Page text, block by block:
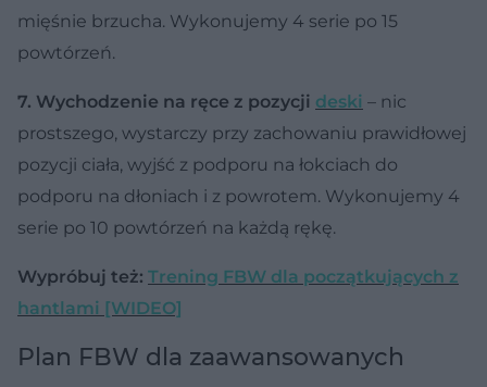
mięśnie brzucha. Wykonujemy 4 serie po 15
powtórzeń.
7. Wychodzenie na ręce z pozycji deski – nic
prostszego, wystarczy przy zachowaniu prawidłowej
pozycji ciała, wyjść z podporu na łokciach do
podporu na dłoniach i z powrotem. Wykonujemy 4
serie po 10 powtórzeń na każdą rękę.
Wypróbuj też: Trening FBW dla początkujących z
hantlami [WIDEO]
Plan FBW dla zaawansowanych